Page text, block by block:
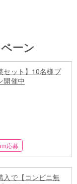
ーン
セット】10名様プ
開催中
応募
入で【コンビニ無